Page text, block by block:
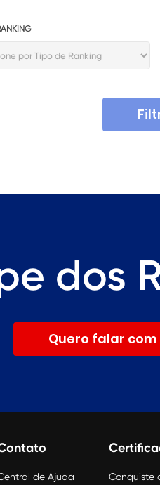
dos
Quero falar
de Ajuda
Conquiste